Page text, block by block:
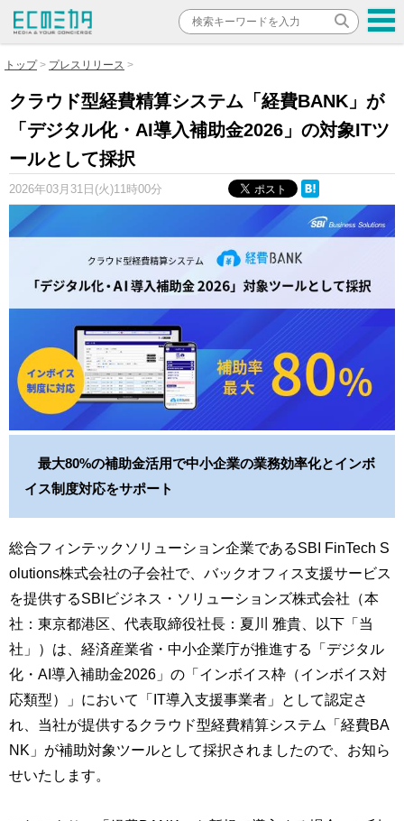
トップ プレスリリース
クラウド型経費精算システム「経費BANK」が
「デジタル化・AI導入補助金2026」の対象ITツ
ールとして採択
2026年03月31日(火)11時00分
最大80%の補助金活用で中小企業の業務効率化とインボ
イス制度対応をサポート
総合フィンテックソリューション企業であるSBI FinTech S
olutions株式会社の子会社で、バックオフィス支援サービス
を提供するSBIビジネス・ソリューションズ株式会社（本
社：東京都港区、代表取締役社長：夏川 雅貴、以下「当
社」）は、経済産業省・中小企業庁が推進する「デジタル
化・AI導入補助金2026」の「インボイス枠（インボイス対
応類型）」において「IT導入支援事業者」として認定さ
れ、当社が提供するクラウド型経費精算システム「経費BA
NK」が補助対象ツールとして採択されましたので、お知ら
せいたします。